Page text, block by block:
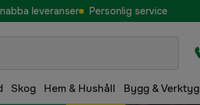
leveranser Personlig service
Skog Hem & Hushåll Bygg & Verktyg